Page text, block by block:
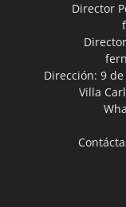
Director
Dirección: 9 de
Villa